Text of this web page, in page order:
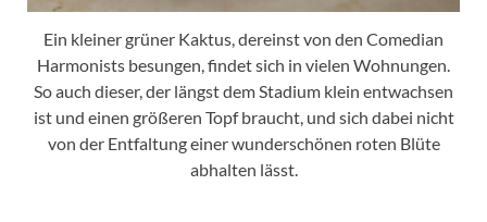
Ein kleiner grüner Kaktus, dereinst von den Comedian
Harmonists besungen, findet sich in vielen Wohnungen.
So auch dieser, der längst dem Stadium klein entwachsen
ist und einen größeren Topf braucht, und sich dabei nicht
von der Entfaltung einer wunderschönen roten Blüte
abhalten lässt.